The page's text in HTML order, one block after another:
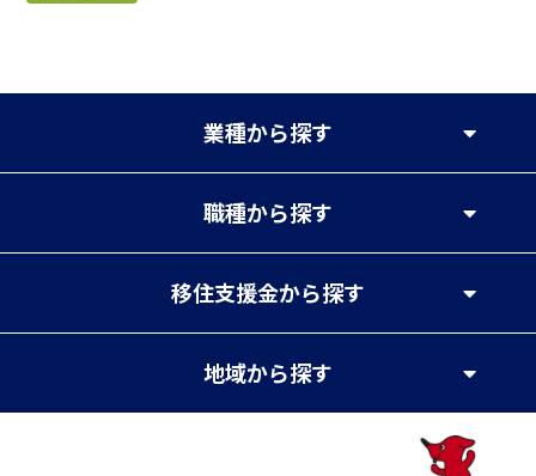
業種から探す
職種から探す
移住支援金から探す
地域から探す